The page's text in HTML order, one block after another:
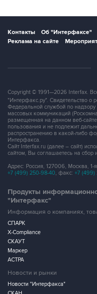
Контакты Об "Интерфаксе"
Реклама на сайте
Copyright © 1991—2026 Interfax.
"Интерфакс.ру". Свидетельство
Федеральной службой по
массовых коммуникаций
размещенная на данном веб-
пользования и не подлежит
распространению в какой-либо
Интерфакса.
Сайт Interfax.ru (далее – сайт)
сайтом, Вы соглашаетесь на сбор
Адрес: Россия, 127006, Москва, 1-
+7 (499) 250-98-40, факс: +7 (499)
Продукты
"Интерфакс"
Информация о компаниях,
СПАРК
X-Compliance
СКАУТ
Маркер
АСТРА
Новости и рынки
Новости "Интерфакса"